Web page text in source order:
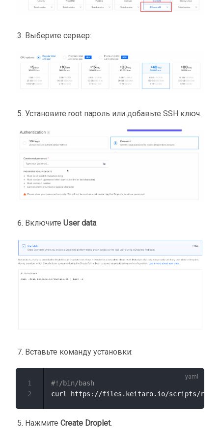
Выберите сервер:
Установите root пароль или добавьте SSH ключ.
ВключитеUser data.
Вставьте команду установки:
#!/bin/bash
curl https : //files.keitaro.io/scripts/
1
2
НажмитеCreate Droplet.